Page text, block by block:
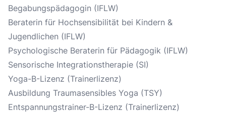
Begabungspädagogin (IFLW)
Beraterin für Hochsensibilität bei Kindern &
Jugendlichen (IFLW)
Psychologische Beraterin für Pädagogik (IFLW)
Sensorische Integrationstherapie (SI)
Yoga-B-Lizenz (Trainerlizenz)
Ausbildung Traumasensibles Yoga (TSY)
Entspannungstrainer-B-Lizenz (Trainerlizenz)